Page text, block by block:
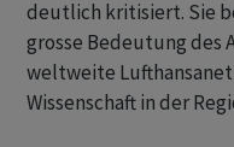
deutlich kritisiert. Sie
grosse Bedeutung des
weltweite
Wissenschaft in der